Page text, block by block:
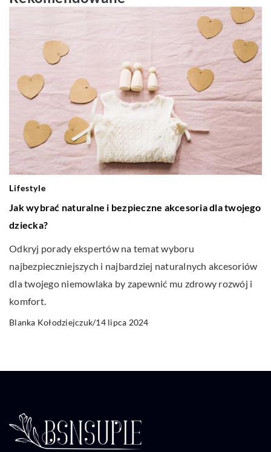
Lifestyle
Jak wybrać naturalne i bezpieczne akcesoria dla twojego
dziecka?
Odkryj porady ekspertów na temat wyboru
najbezpieczniejszych i najbardziej naturalnych akcesoriów
dla twojego niemowlaka by zapewnić mu zdrowy rozwój i
komfort.
Blanka Kołodziejczuk/14 lipca 2024